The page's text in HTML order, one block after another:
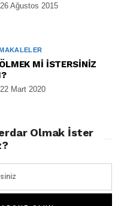
26 Ağustos 2015
Mİ İSTERSİNİZ
22 Mart 2020
Olmak İster